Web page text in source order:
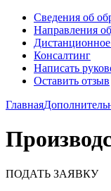
Сведения об
Направления
Консалтинг
Написать
Оставить отзыв
Главная
ПОДАТЬ ЗАЯВКУ